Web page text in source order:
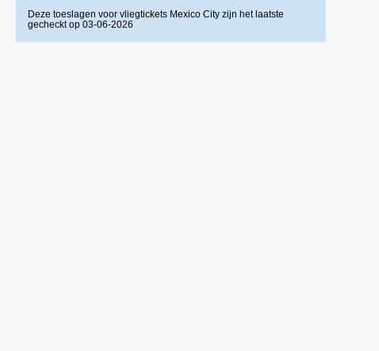
Deze toeslagen voor vliegtickets Mexico City zijn het laatste
gecheckt op 03-06-2026